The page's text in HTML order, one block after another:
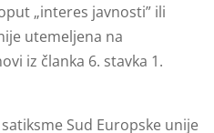
„interes javnosti” ili
utemeljena na
iz članka 6. stavka 1.
Sud Europske unije